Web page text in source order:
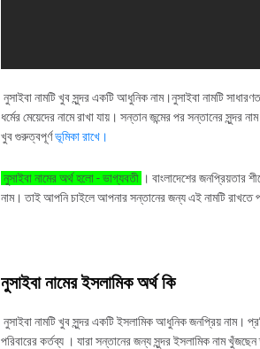
নুসাইবা নামটি খুব সুন্দর একটি আধুনিক নাম।নুসাইবা নামটি
ধর্মের মেয়েদের নামে রাখা যায়। সন্তান জন্মের পর সন্তানের সুন্দর
খুব গুরুত্বপূর্ণভূমিকা রাখে।
নুসাইবা নামের অর্থ হলো - ভাগ্যবতী । বাংলাদেশের জনপ্রিয়তার
নাম। তাই আপনি চাইলে আপনার সন্তানের জন্য এই নামটি রাখতে
নুসাইবা নামের ইসলামিক অর্থ কি
নুসাইবা নামটি খুব সুন্দর একটি ইসলামিক আধুনিক জনপ্রিয় নাম।
পরিবারের কর্তব্য । যারা সন্তানের জন্য সুন্দর ইসলামিক নাম খুঁজছেন